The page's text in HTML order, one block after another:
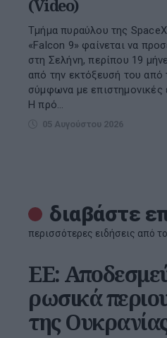
(Video)
Τμήμα πυραύλου της
«Falcon 9» φαίνεται να
στη Σελήνη, περίπου 19
από την εκτόξευσή του από
σύμφωνα με επιστημονικές
Η πρό...
05 Αυγούστου 2026
διαβάστε
περισσότερες ειδήσεις από
ΕΕ:
ρωσικά
της